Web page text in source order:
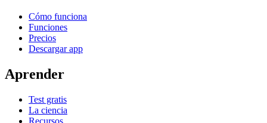
Cómo funciona
Funciones
Precios
Descargar app
Aprender
Test gratis
La ciencia
Recursos